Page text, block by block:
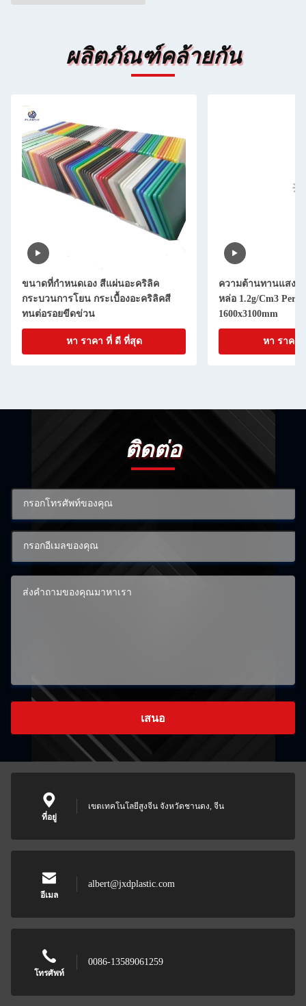
ผลิตภัณฑ์คล้ายกัน
ขนาดที่กําหนดเอง สีแผ่นอะคริลิค
กระบวนการโยน กระเบื้องอะคริลิคสี
ทนต่อรอยขีดข่วน
หา ราคา ที่ ดี ที่สุด
ความต้านทานแสงส
หล่อ 1.2g/Cm3
1600x3100mm
หา ราคา
ติดต่อ
เสนอ
ที่อยู่
เขตเทคโนโลยีสูงจีน จังหวัดชานดง, จีน
อีเมล
albert@jxdplastic.com
โทรศัพท์
0086-13589061259